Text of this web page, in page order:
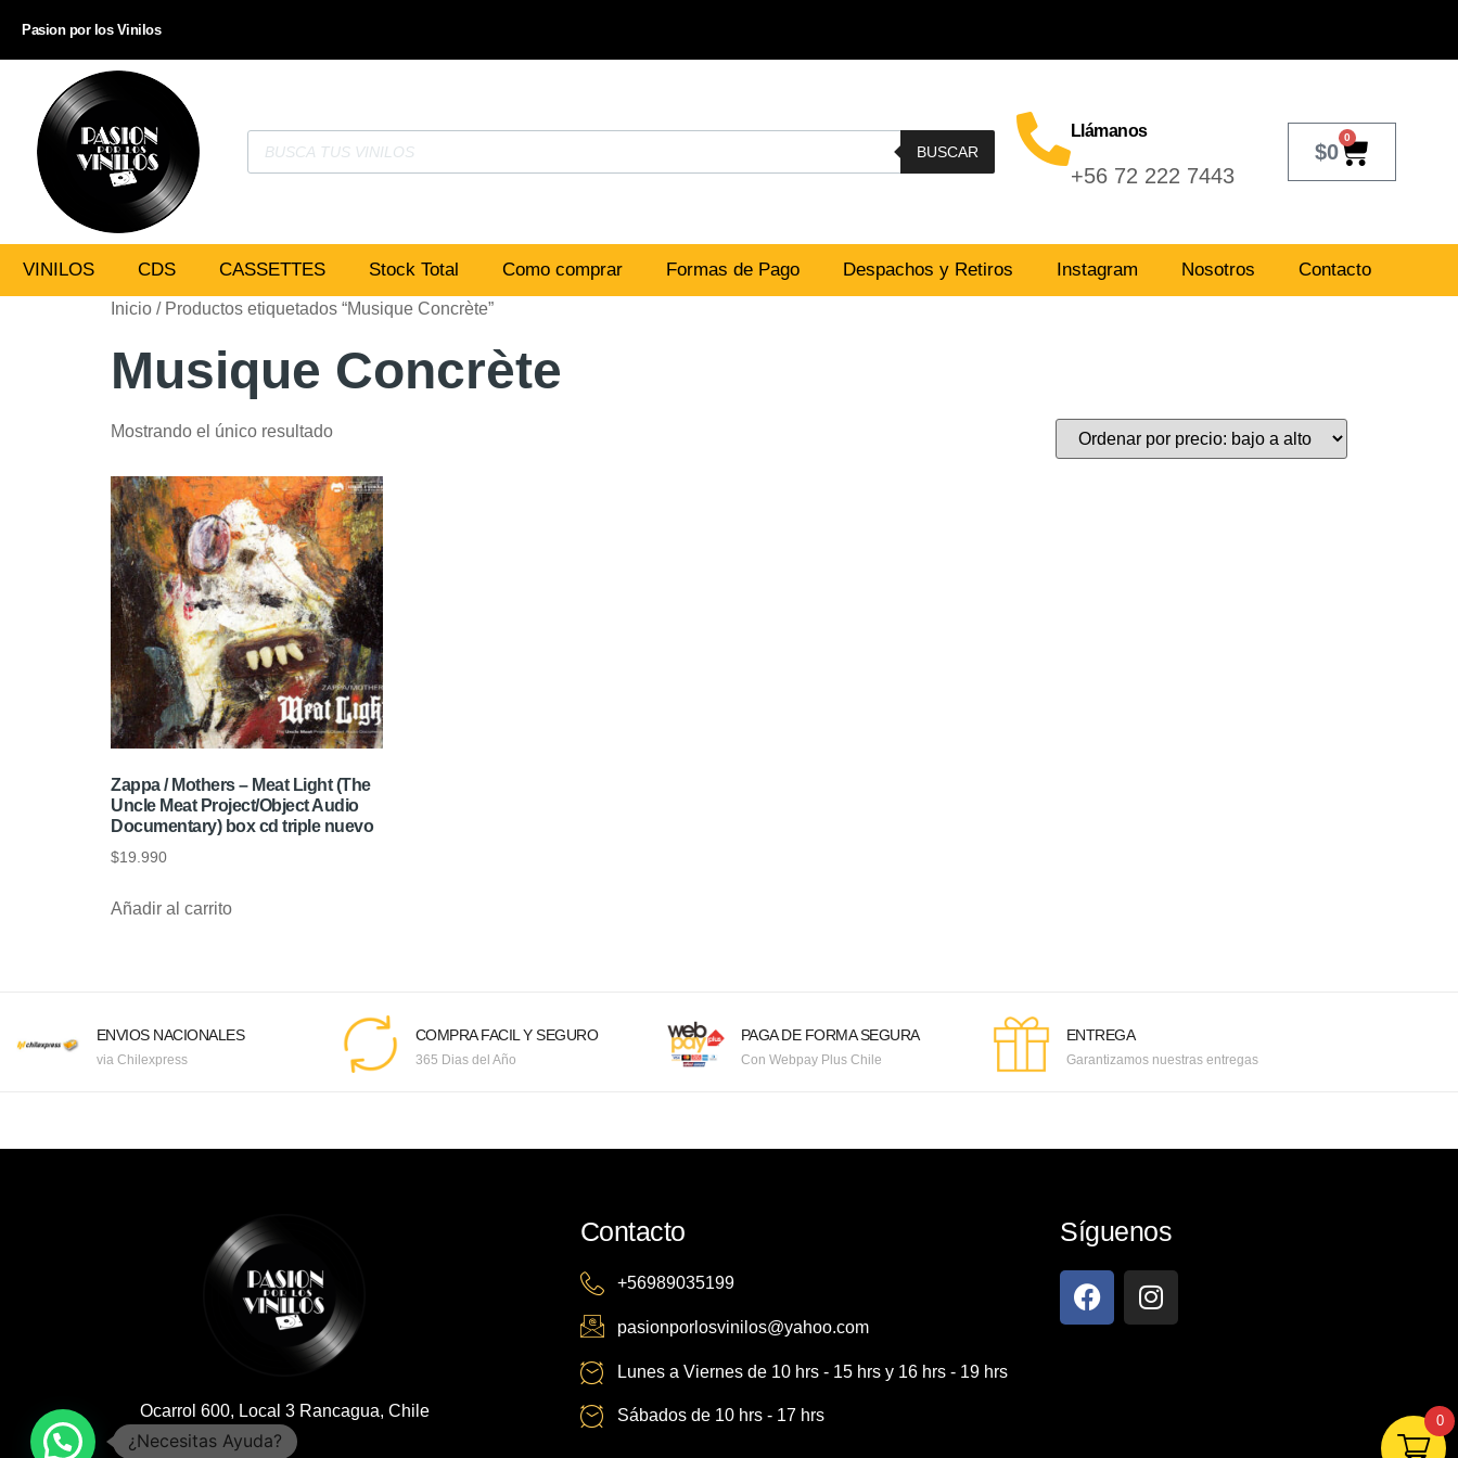
Pasion por los Vinilos
BUSCAR
Llámanos
+56 72 222 7443
$0
0
VINILOS CDS CASSETTES Stock Total Como comprar Formas de Pago Despachos y Retiros Instagram Nosotros Contacto
Inicio / Productos etiquetados “Musique Concrète”
Musique Concrète
Mostrando el único resultado
Zappa / Mothers – Meat Light (The
Uncle Meat Project/Object Audio
Documentary) box cd triple nuevo
$19.990
Añadir al carrito
ENVIOS NACIONALES
via Chilexpress
COMPRA FACIL Y SEGURO
365 Dias del Año
PAGA DE FORMA SEGURA
Con Webpay Plus Chile
ENTREGA
Garantizamos nuestras entregas
Ocarrol 600, Local 3 Rancagua, Chile
Contacto
+56989035199
pasionporlosvinilos@yahoo.com
Lunes a Viernes de 10 hrs - 15 hrs y 16 hrs - 19 hrs
Sábados de 10 hrs - 17 hrs
Síguenos
0
¿Necesitas Ayuda?